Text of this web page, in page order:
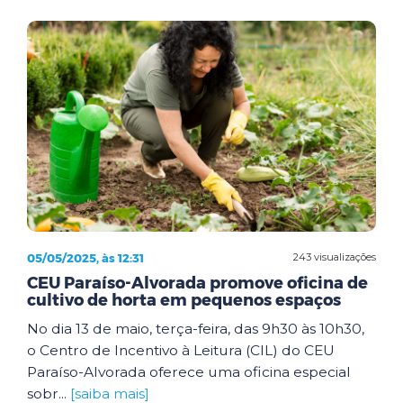
243 visualizações
05/05/2025, às 12:31
CEU Paraíso-Alvorada promove oficina de
cultivo de horta em pequenos espaços
No dia 13 de maio, terça-feira, das 9h30 às 10h30,
o Centro de Incentivo à Leitura (CIL) do CEU
Paraíso-Alvorada oferece uma oficina especial
sobr... [saiba mais]